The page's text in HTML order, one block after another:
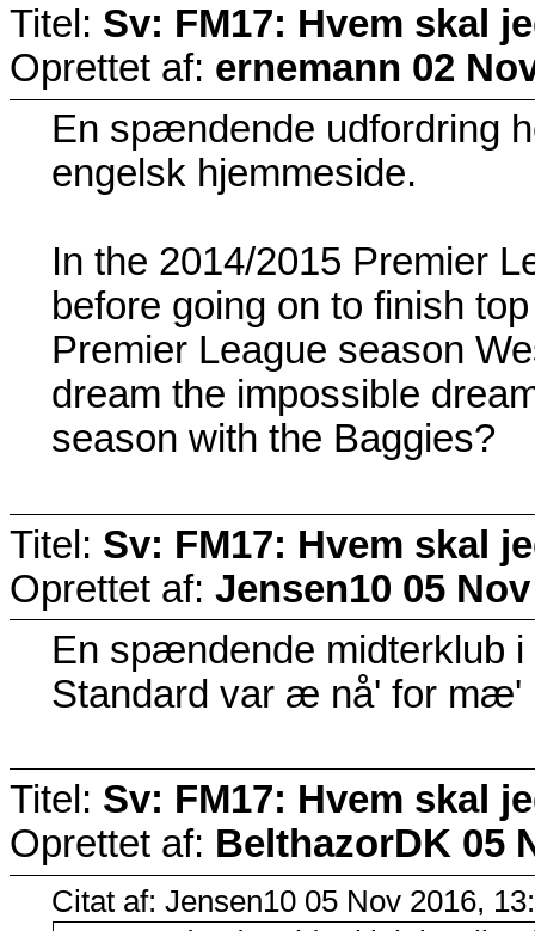
Titel: Sv: FM17: Hvem skal
Oprettet af: ernemann 02
En spændende udfordring
engelsk hjemmeside.
In the 2014/2015 Premier
before going on to finish
Premier League season
dream the impossible
season with the Baggies?
Titel: Sv: FM17: Hvem skal
Oprettet af: Jensen10 05
En spændende midterklub
Standard var æ nå' for mæ'
Titel: Sv: FM17: Hvem skal
Oprettet af: BelthazorDK 05
Citat af: Jensen10 05 Nov 2016,